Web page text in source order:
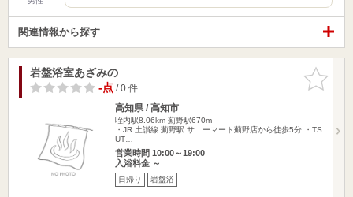
関連情報から探す
お気に入
りに追加
岩盤浴室あざみの
-点/ 0 件
高知県 / 高知市
咥内駅8.06km 薊野駅670m
・JR 土讃線 薊野駅 サニーマート薊野店から徒歩5分 ・TS
UT…
営業時間 10:00～19:00
入浴料金 ～
日帰り 岩盤浴